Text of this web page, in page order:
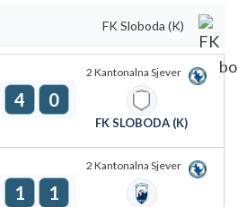
FK Sloboda (K)
2 Kantonalna Sjever
4 0
FK SLOBODA (K)
2 Kantonalna Sjever
1 1